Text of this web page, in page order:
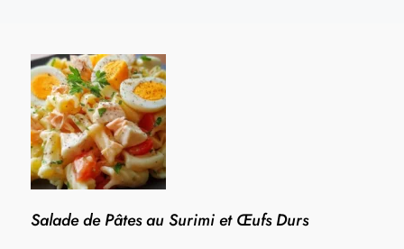
Salade de Pâtes au Surimi et Œufs Durs